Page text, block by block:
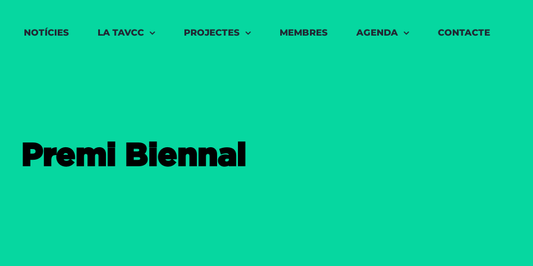
NOTÍCIES
LA TAVCC PROJECTES MEMBRES AGENDA CONTACTE
Premi Biennal